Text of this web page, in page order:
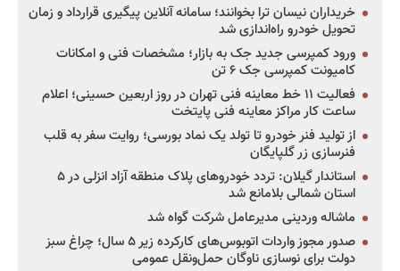
خریداران نیسان ترا بخوانند؛ سامانه آنلاین پیگیری قرارداد و زمان
تحویل خودرو راه‌اندازی شد
ورود کمپرسی جدید جک به بازار؛ مشخصات فنی و امکانات
کامیونت کمپرسی جک ۶ تن
فعالیت ۱۱ خط معاینه فنی تهران در روز اربعین حسینی؛ اعلام
ساعت کار مراکز معاینه فنی پایتخت
از تولید فنر خودرو تا تولد یک نماد بورسی؛ روایت سفر به قلب
فنرسازی زر گلپایگان
استاندار گیلان: تردد خودروهای پلاک منطقه آزاد انزلی در ۵
استان شمالی بلامانع شد
ماشاله وردینی مدیرعامل شرکت گواه شد
صدور مجوز واردات اتوبوس‌های کارکرده زیر ۵ سال؛ چراغ سبز
دولت برای نوسازی ناوگان حمل‌ونقل عمومی